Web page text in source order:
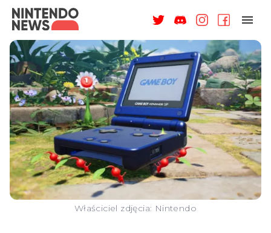
NAGRODY
NEWSY
RECENZJE
ARTYKUŁY
WSPARCIE
O NAS
Właściciel zdjęcia: Nintendo